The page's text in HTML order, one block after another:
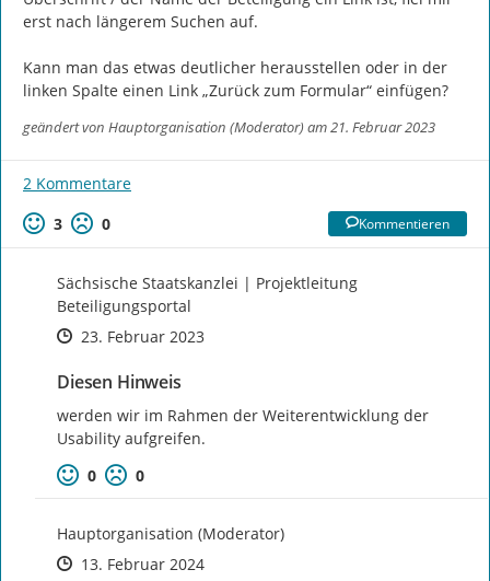
erst nach längerem Suchen auf.
Kann man das etwas deutlicher herausstellen oder in der
linken Spalte einen Link „Zurück zum Formular“ einfügen?
geändert von Hauptorganisation (Moderator)am 21. Februar 2023
2 Kommentare
3
0 Kommentieren
Sächsische Staatskanzlei | Projektleitung
Beteiligungsportal
Zeitpunkt des Erstellens
Zeitpunkt des Erstellens
23. Februar 2023Zur Äußerung
Diesen Hinweis
werden wir im Rahmen der Weiterentwicklung der
Usability aufgreifen.
0
0
Hauptorganisation (Moderator)
Zeitpunkt des Erstellens
Zeitpunkt des Erstellens
13. Februar 2024Zur Äußerung